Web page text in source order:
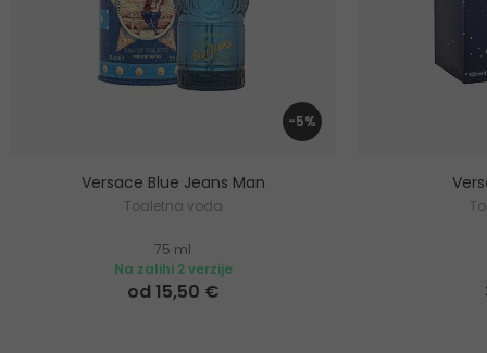
-5%
Versace Blue Jeans Man
Toaletna voda
75 ml
Na zalihi 2 verzije
od 15,50 €